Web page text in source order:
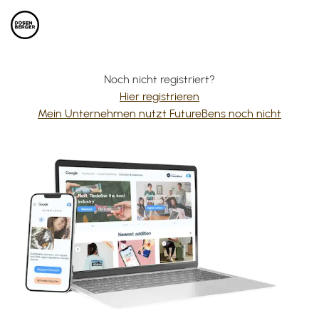
Noch nicht registriert?
Hier registrieren
Mein Unternehmen nutzt FutureBens noch nicht